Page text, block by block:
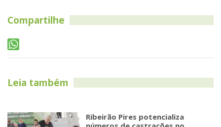
Compartilhe
Leia também
Ribeirão Pires potencializa